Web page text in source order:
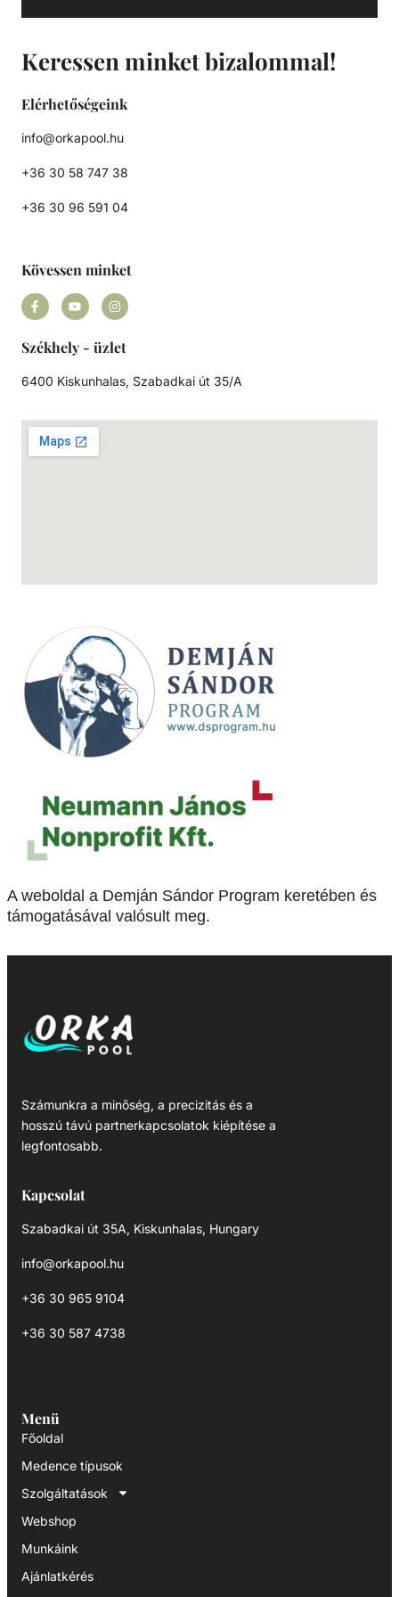
kiegyensúlyozott áramlás és visszamosás, valamint a
Keressen minket bizalommal!
Elérhetőségeink
info@orkapool.hu
+36 30 58 747 38
+36 30 96 591 04
Kövessen minket
Székhely - üzlet
6400 Kiskunhalas, Szabadkai út 35/A
A weboldal a Demján Sándor Program keretében és
támogatásával valósult meg.
Számunkra a minőség, a precizitás és a
hosszú távú partnerkapcsolatok kiépítése a
legfontosabb.
Kapcsolat
Szabadkai út 35A, Kiskunhalas, Hungary
info@orkapool.hu
+36 30 965 9104
+36 30 587 4738
Menü
Főoldal
Medence típusok
Szolgáltatások
Webshop
Munkáink
Ajánlatkérés